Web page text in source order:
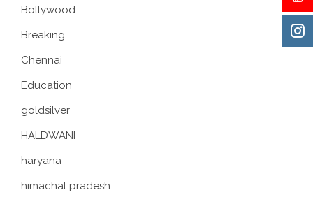
Bollywood
Breaking
Chennai
Education
goldsilver
HALDWANI
haryana
himachal pradesh